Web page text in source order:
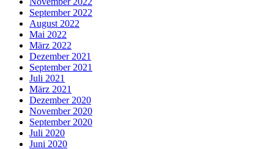
September 2022
August 2022
Mai 2022
März 2022
Dezember 2021
September 2021
Juli 2021
März 2021
Dezember 2020
November 2020
September 2020
Juli 2020
Juni 2020